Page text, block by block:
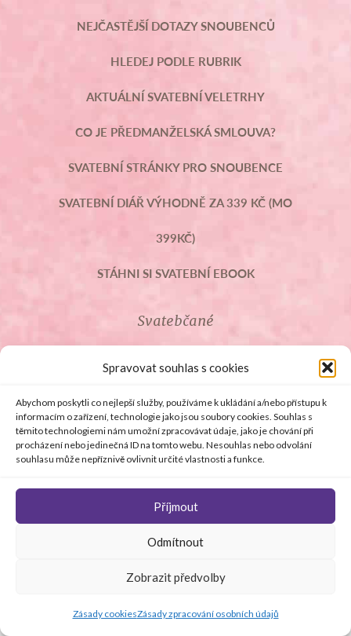
Spravovat souhlas s cookies
Abychom poskytli co nejlepší služby, používáme k ukládání a/nebo přístupu k
informacím o zařízení, technologie jako jsou soubory cookies. Souhlas s
těmito technologiemi nám umožní zpracovávat údaje, jako je chování při
procházení nebo jedinečná ID na tomto webu. Nesouhlas nebo odvolání
souhlasu může nepříznivě ovlivnit určité vlastnosti a funkce.
Příjmout
Odmítnout
Zobrazit předvolby
Zásady cookiesZásady zpracování osobních údajů
NEJČASTĚJŠÍ DOTAZY SNOUBENCŮ
HLEDEJ PODLE RUBRIK
AKTUÁLNÍ SVATEBNÍ VELETRHY
CO JE PŘEDMANŽELSKÁ SMLOUVA?
SVATEBNÍ STRÁNKY PRO SNOUBENCE
SVATEBNÍ DIÁŘ VÝHODNĚ ZA 339 KČ (MO
399KČ)
STÁHNI SI SVATEBNÍ EBOOK
Svatebčané
ROZCESTNÍK PRO SVATEBČANY
SVATEBNÍ PROSLOVY
SVATEBNÍ DARY
© Copyright 2008 - 2026 svetsvateb.cz a dodavatelé obsahu
Všechna práva vyhrazena
staráSoftmedia
souhlasu provozovatele zakázáno.